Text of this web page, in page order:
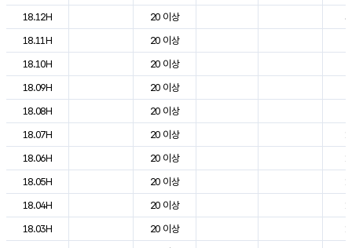
18.12H
20 이상
18.11H
20 이상
18.10H
20 이상
18.09H
20 이상
18.08H
20 이상
18.07H
20 이상
18.06H
20 이상
18.05H
20 이상
18.04H
20 이상
18.03H
20 이상